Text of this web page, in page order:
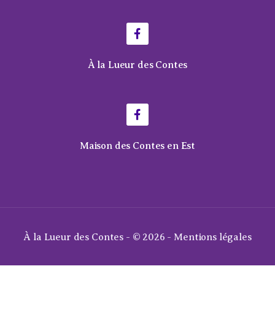
À la Lueur des Contes
Maison des Contes en Est
À la Lueur des Contes - © 2026 - Mentions légales